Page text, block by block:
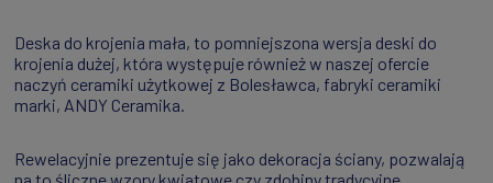
Deska do krojenia mała, to pomniejszona wersja deski do
krojenia dużej, która występuje również w naszej ofercie
naczyń ceramiki użytkowej z Bolesławca, fabryki ceramiki
marki, ANDY Ceramika.
Rewelacyjnie prezentuje się jako dekoracja ściany, pozwalają
na to śliczne wzory kwiatowe czy zdobiny tradycyjne,